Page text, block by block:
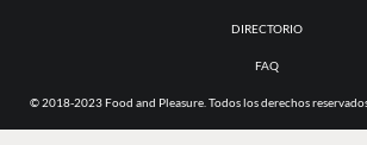
DIRECTORIO
FAQ
© 2018-2023 Food and Pleasure. Todos los derechos